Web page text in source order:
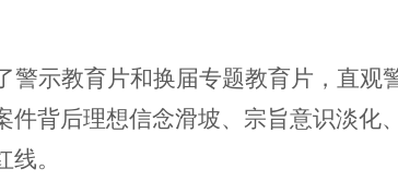
警示教育片和换届专题教育片，直
件背后理想信念滑坡、宗旨意识淡
。